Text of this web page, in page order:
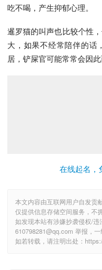
吃不喝，产生抑郁心理。
暹罗猫的叫声也比较个性
大，如果不经常陪伴的话
居，铲屎官可能常常会因此
在线起名，
本文内容由互联网用户自发贡
仅提供信息存储空间服务，不
如发现本站有涉嫌抄袭侵权/
610798281@qq.com 举报，一
如若转载，请注明出处：